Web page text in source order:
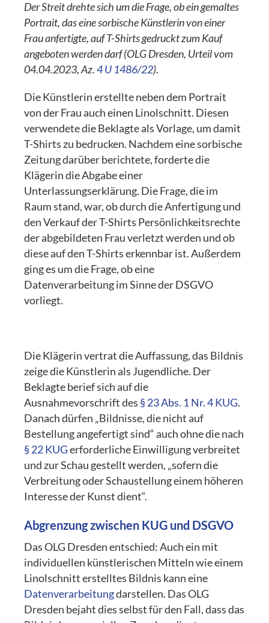
Der Streit drehte sich um die Frage, ob ein gemaltes
Portrait, das eine sorbische Künstlerin von einer
Frau anfertigte, auf T-Shirts gedruckt zum Kauf
angeboten werden darf (OLG Dresden, Urteil vom
04.04.2023, Az.4 U 1486/22).
Die Künstlerin erstellte neben dem Portrait
von der Frau auch einen Linolschnitt. Diesen
verwendete die Beklagte als Vorlage, um damit
T-Shirts zu bedrucken. Nachdem eine sorbische
Zeitung darüber berichtete, forderte die
Klägerin die Abgabe einer
Unterlassungserklärung. Die Frage, die im
Raum stand, war, ob durch die Anfertigung und
den Verkauf der T-Shirts Persönlichkeitsrechte
der abgebildeten Frau verletzt werden und ob
diese auf den T-Shirts erkennbar ist. Außerdem
ging es um die Frage, ob eine
Datenverarbeitung im Sinne der DSGVO
vorliegt.
Die Klägerin vertrat die Auffassung, das Bildnis
zeige die Künstlerin als Jugendliche. Der
Beklagte berief sich auf die
Ausnahmevorschrift des § 23 Abs. 1 Nr. 4 KUG.
Danach dürfen „Bildnisse, die nicht auf
Bestellung angefertigt sind“ auch ohne die nach
§ 22 KUGerforderliche Einwilligung verbreitet
und zur Schau gestellt werden, „sofern die
Verbreitung oder Schaustellung einem höheren
Interesse der Kunst dient“.
Abgrenzung zwischen KUG und DSGVO
Das OLG Dresden entschied: Auch ein mit
individuellen künstlerischen Mitteln wie einem
Linolschnitt erstelltes Bildnis kann eine
Datenverarbeitungdarstellen. Das OLG
Dresden bejaht dies selbst für den Fall, dass das